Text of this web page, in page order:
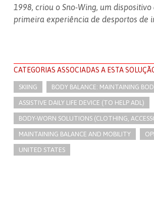
1998, criou o Sno-Wing, um
primeira experiência de desportos de
CATEGORIAS ASSOCIADAS A ESTA
SKIING BODY BALANCE: MAINTAINING
ASSISTIVE DAILY LIFE DEVICE (TO HELP ADL)
BODY-WORN SOLUTIONS (CLOTHING,
MAINTAINING BALANCE AND MOBILITY
UNITED STATES